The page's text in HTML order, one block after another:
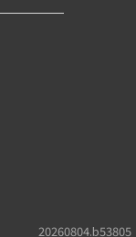
20260804.b53805